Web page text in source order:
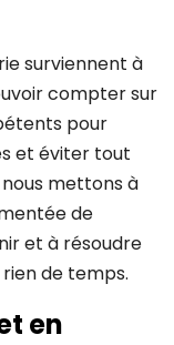
surviennent à
compter sur
pour
et éviter tout
mettons à
de
et à résoudre
de temps.
en